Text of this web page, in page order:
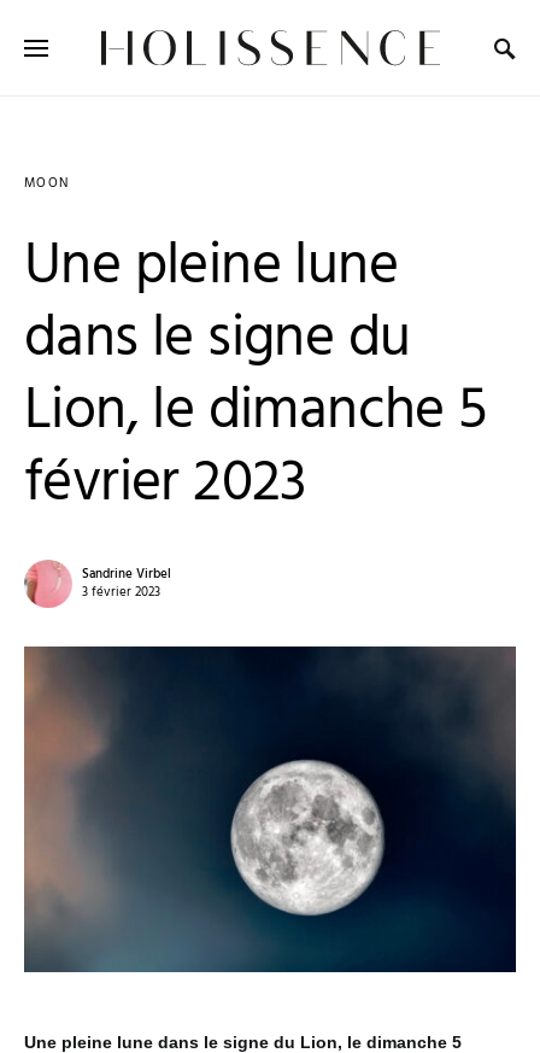
MOON
Une pleine lune
dans le signe du
Lion, le dimanche 5
février 2023
Sandrine Virbel
3 février 2023
Une pleine lune dans le signe du Lion, le dimanche 5